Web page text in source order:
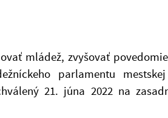
mládež, zvyšovať
parlamentu
21. júna 2022 na